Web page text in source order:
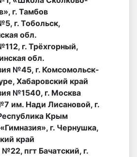
г. Тамбов
г. Тобольск,
обл.
г. Трёхгорный,
обл.
№45, г. Комсомольск-
Хабаровский край
№1540, г. Москва
им. Нади Лисановой, г.
Крым
г. Чернушка,
край
пгт Бачатский, г.